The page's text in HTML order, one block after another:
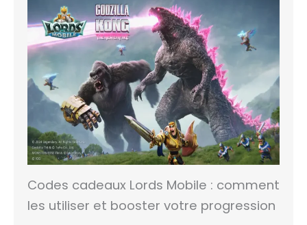
Codes cadeaux Lords Mobile : comment
les utiliser et booster votre progression